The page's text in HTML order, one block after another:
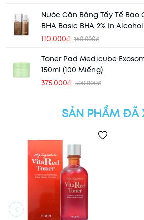
Nước Cân Bằng Tẩy Tế Bào
BHA Basic BHA 2% In
110.000₫ 160.000₫
Toner Pad Medicube
150ml (100 Miếng)
375.000₫ 500.000₫
SẢN PHẨM ĐÃ